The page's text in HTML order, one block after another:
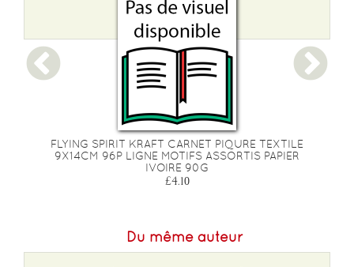
FLYING SPIRIT KRAFT CARNET PIQURE TEXTILE
9X14CM 96P LIGNE MOTIFS ASSORTIS PAPIER
IVOIRE 90G
£4.10
Du même auteur